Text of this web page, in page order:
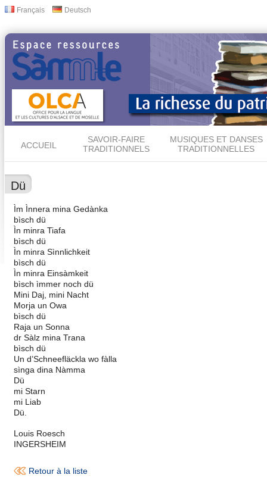
Français Deutsch
ACCUEIL
SAVOIR-FAIRE
TRADITIONNELS
MUSIQUES ET DANSES
TRADITIONNELLES
Dü
Ìm Ìnnera mina Gedànka
bìsch dü
Ìn minra Tiafa
bìsch dü
Ìn minra Sìnnlichkeit
bìsch dü
Ìn minra Einsàmkeit
bìsch ìmmer noch dü
Mini Daj, mini Nacht
Morja un Owa
bìsch dü
Raja un Sonna
dr Sàlz mina Trana
bìsch dü
Un d’Schneefläckla wo fàlla
sìnga dina Nàmma
Dü
mi Starn
mi Liab
Dü.
Louis Roesch
INGERSHEIM
Retour à la liste